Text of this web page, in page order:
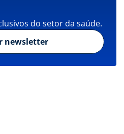
do setor da saúde.
newsletter